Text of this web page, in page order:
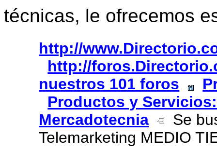
técnicas, le ofrecemos
http://
http://
nuestros 101 foros
Productos y
Mercadotecnia
Se
Telemarketing MEDIO